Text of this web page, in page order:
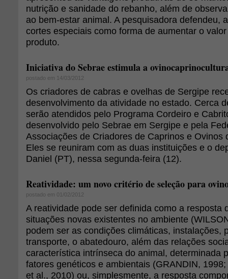
nutrição e sanidade do rebanho, além de
ao bem-estar animal. A pesquisadora defendeu,
cortes especiais como forma de aumentar o
produto.
Iniciativa do Sebrae estimula a
postado em 14/03/2012
Os criadores de cabras e ovelhas de Sergipe
desenvolvimento da atividade no estado. Cerca
serão atendidos pelo Programa Cordeiro e
desenvolvido pelo Sebrae em Sergipe e pela
Associações de Criadores de Caprinos e Ovinos
Eles se reuniram com as duas instituições e o
Daniel (PT), nessa segunda-feira (12).
Reatividade: um novo critério de seleção para
postado em 01/02/2012
A reatividade pode ser definida como a resposta
situações novas existentes no ambiente
podem ser as condições climáticas, instalações,
transporte, o abatedouro, além das relações
característica intrínseca do animal, determinada
fatores genéticos e ambientais (GRANDIN,
et al., 2010) ou, simplesmente, a resposta